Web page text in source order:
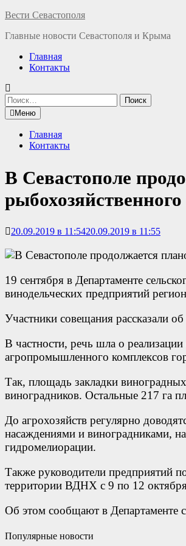
Перейти
содержимому
Вести Севастополя
Главные новости Севастополя и Крыма
Главная
Контакты
Найти:
Меню
Главная
Контакты
В Севастополе
20.09.2019 в 11:5420.09.2019 в 11:55
19 сентября в Департаменте
винодельческих предприятий
Участники совещания рассказали
В частности, речь шла о
агропромышленного комплексов
Так, площадь закладки
виноградников. Остальные 217 га
До агрохозяйств регулярно
насаждениями и виноградниками,
гидромелиорации.
Также руководители предприятий
территории ВДНХ с 9 по 12
Об этом сообщают в Департаменте
Популярные новости